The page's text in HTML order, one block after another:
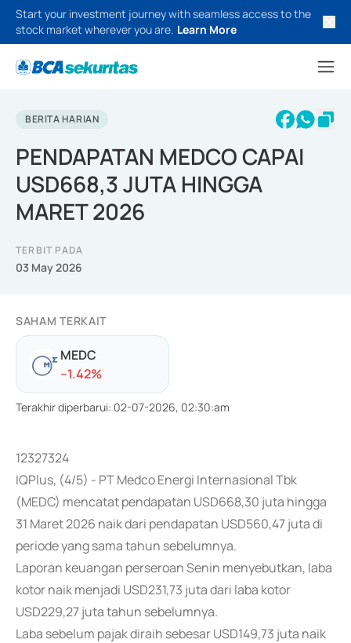
Start your investment journey with seamless access to the
stock market wherever you are. Learn More
BERITA HARIAN
PENDAPATAN MEDCO CAPAI
USD668,3 JUTA HINGGA
MARET 2026
TERBIT PADA
03 May 2026
SAHAM TERKAIT
MEDC
--1.42%
Terakhir diperbarui: 02-07-2026, 02:30:am
12327324
IQPlus, (4/5) - PT Medco Energi Internasional Tbk
(MEDC) mencatat pendapatan USD668,30 juta hingga
31 Maret 2026 naik dari pendapatan USD560,47 juta di
periode yang sama tahun sebelumnya.
Laporan keuangan perseroan Senin menyebutkan, laba
kotor naik menjadi USD231,73 juta dari laba kotor
USD229,27 juta tahun sebelumnya.
Laba sebelum pajak diraih sebesar USD149,73 juta naik